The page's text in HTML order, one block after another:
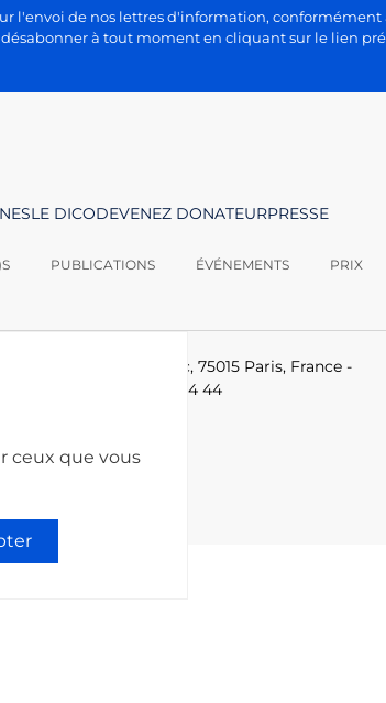
ceux que vous
l'envoi de nos lettres d'information,
à tout moment en cliquant sur le lien
LE DICODEVENEZ DONATEURPRESSE
PUBLICATIONS ÉVÉNEMENTS PRIX
Le Ponant, 19 rue Leblanc, 75015 Paris, France -
+33 (0)1 53 85 44 44